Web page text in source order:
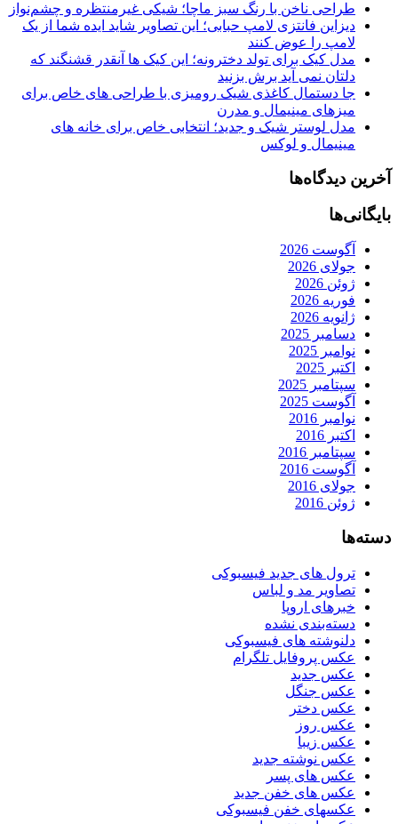
طراحی ناخن با رنگ سبز ماچا؛ شیکی غیرمنتظره و چشم‌نواز
دیزاین فانتزی لامپ حبابی؛ این تصاویر شاید ایده شما از یک
لامپ را عوض کنند
مدل کیک برای تولد دخترونه؛ این کیک ها آنقدر قشنگند که
دلتان نمی آید برش بزنید
جا دستمال کاغذی شیک رومیزی با طراحی های خاص برای
میزهای مینیمال و مدرن
مدل لوستر شیک و جدید؛ انتخابی خاص برای خانه های
مینیمال و لوکس
آخرین دیدگاه‌ها
بایگانی‌ها
آگوست 2026
جولای 2026
ژوئن 2026
فوریه 2026
ژانویه 2026
دسامبر 2025
نوامبر 2025
اکتبر 2025
سپتامبر 2025
آگوست 2025
نوامبر 2016
اکتبر 2016
سپتامبر 2016
آگوست 2016
جولای 2016
ژوئن 2016
دسته‌ها
ترول های جدید فیسبوکی
تصاویر مد و لباس
خبرهای اروپا
دسته‌بندی نشده
دلنوشته های فیسبوکی
عکس پروفایل تلگرام
عکس جدید
عکس جنگل
عکس دختر
عکس روز
عکس زیبا
عکس نوشته جدید
عکس های پسر
عکس های خفن جدید
عکسهای خفن فیسبوکی